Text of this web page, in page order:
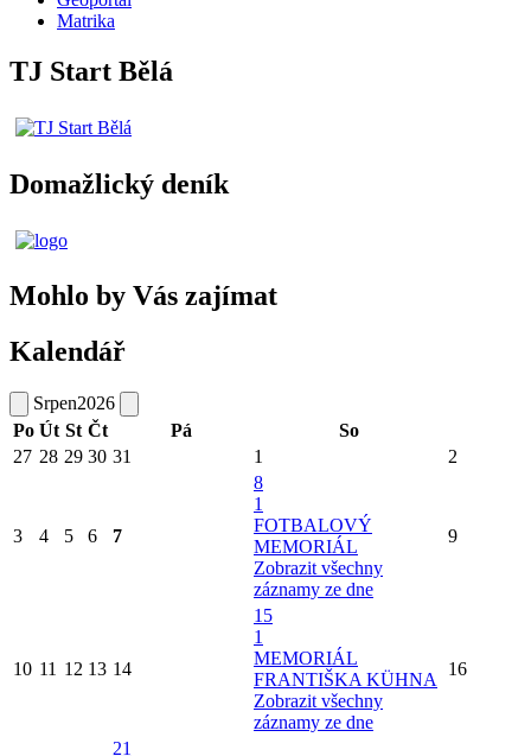
Matrika
TJ Start Bělá
Domažlický deník
Mohlo by Vás zajímat
Kalendář
Srpen2026
Po Út St Čt Pá
So
27 28 29 30 31 1 2
3 4 5 6 7
8
1
FOTBALOVÝ
MEMORIÁL
Zobrazit všechny
záznamy ze dne
9
10 11 12 13 14
15
1
MEMORIÁL
FRANTIŠKA KÜHNA
Zobrazit všechny
záznamy ze dne
16
21